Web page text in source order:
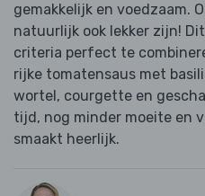
gemakkelijk en voedzaam.
natuurlijk ook lekker zijn!
criteria perfect te
rijke tomatensaus met
wortel, courgette en
tijd, nog minder moeite en
smaakt heerlijk.